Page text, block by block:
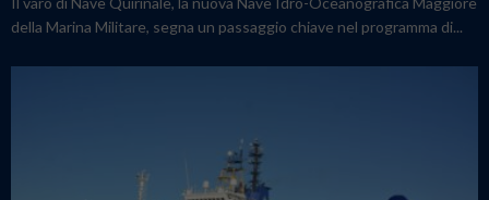
della Marina Militare, segna un passaggio chiave nel programma di...